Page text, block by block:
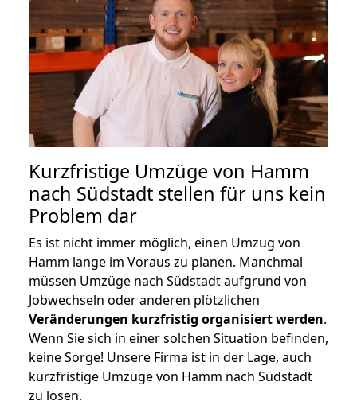
Kurzfristige Umzüge von Hamm
nach Südstadt stellen für uns kein
Problem dar
Es ist nicht immer möglich, einen Umzug von
Hamm lange im Voraus zu planen. Manchmal
müssen Umzüge nach Südstadt aufgrund von
Jobwechseln oder anderen plötzlichen
Veränderungen kurzfristig organisiert werden.
Wenn Sie sich in einer solchen Situation befinden,
keine Sorge! Unsere Firma ist in der Lage, auch
kurzfristige Umzüge von Hamm nach Südstadt
zu lösen.